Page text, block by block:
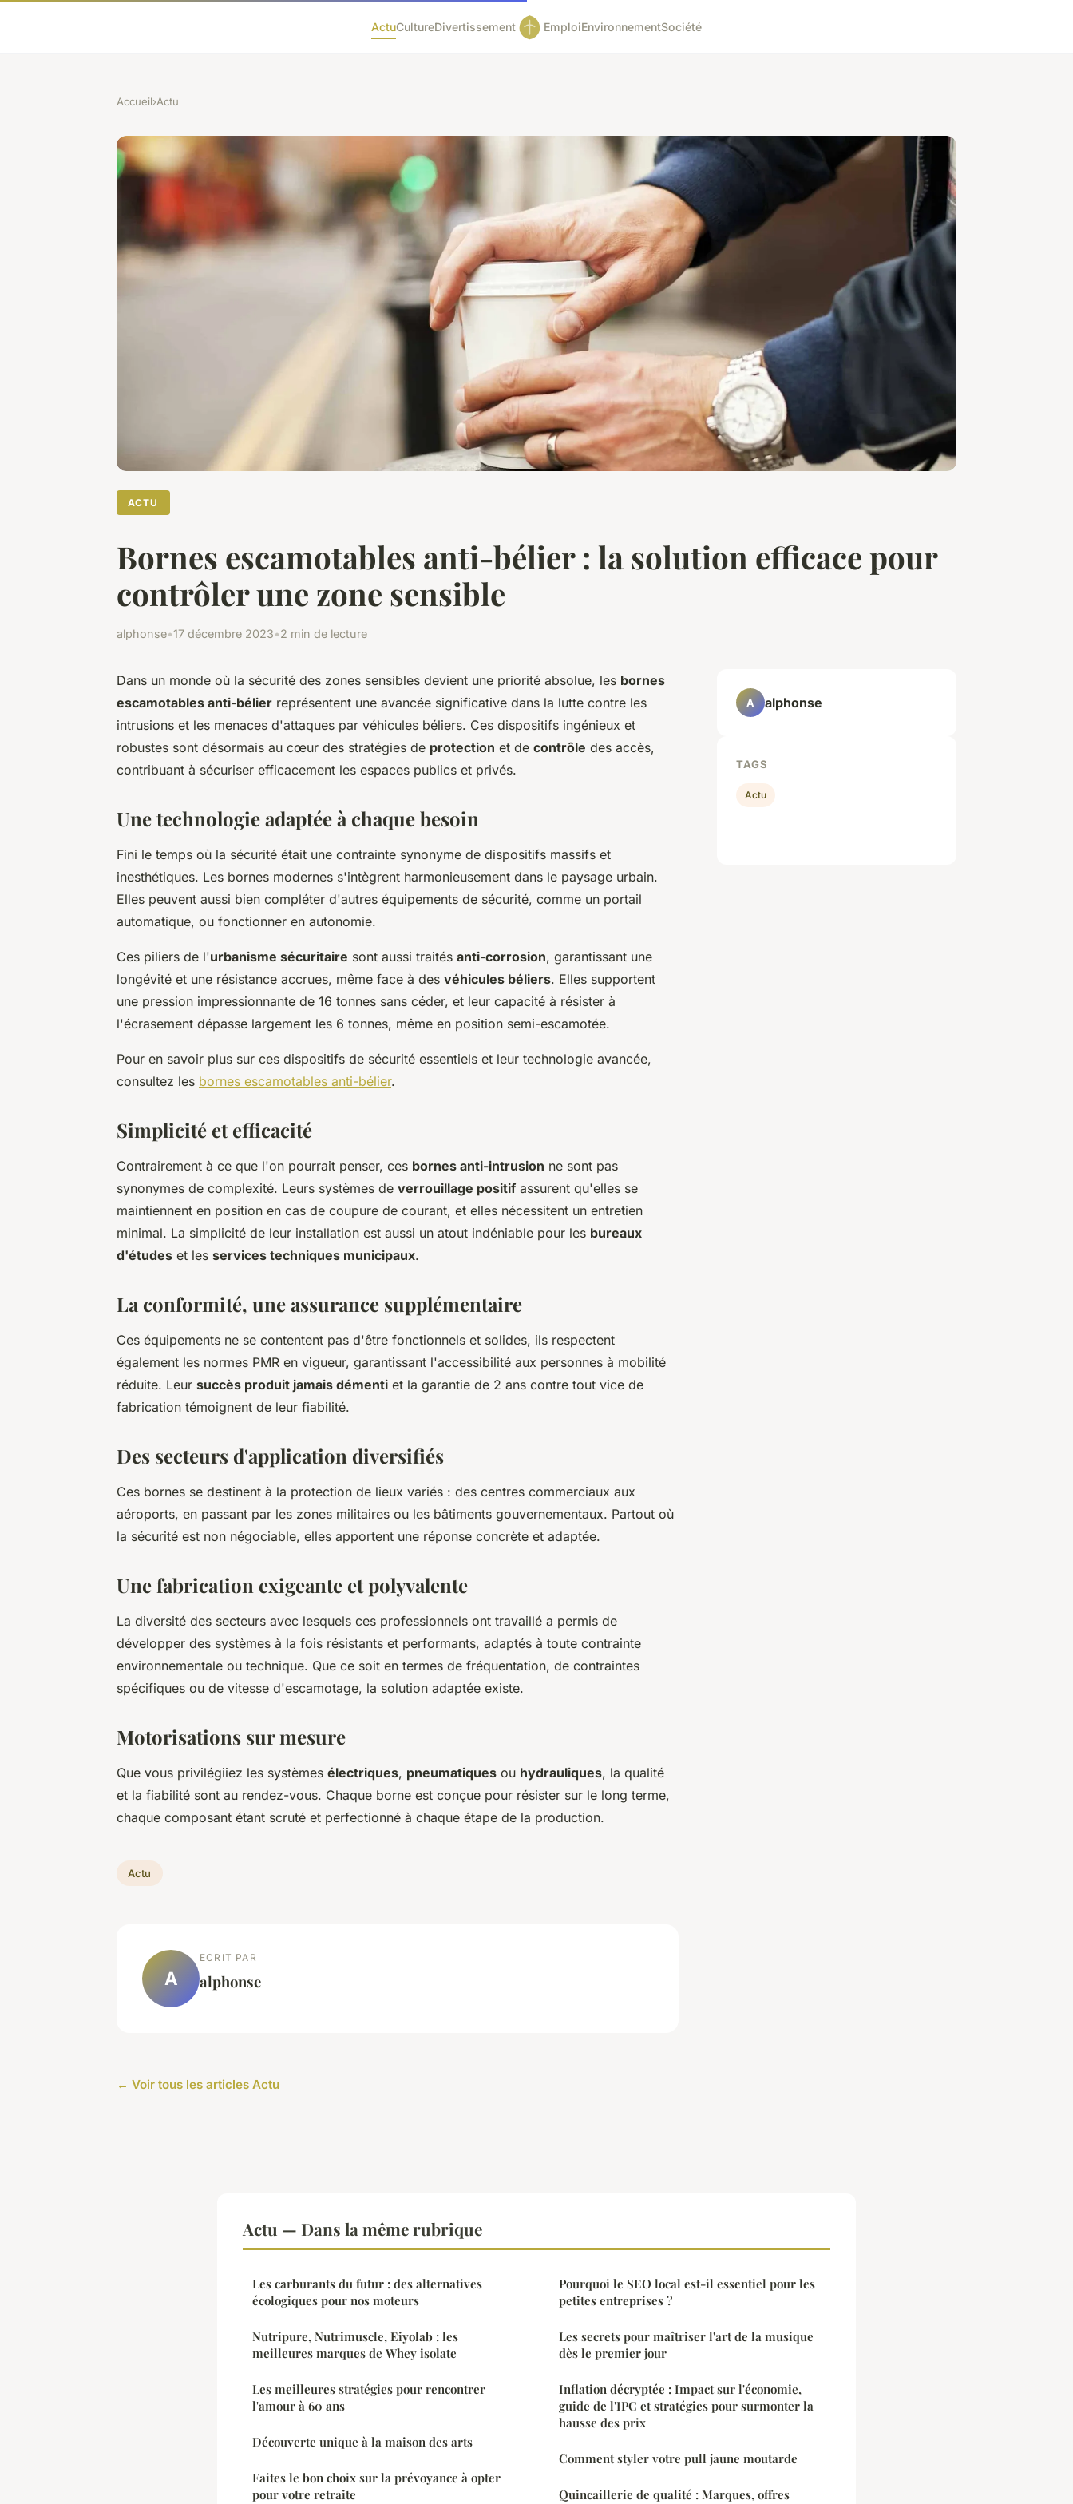
ActuCultureDivertissement EmploiEnvironnementSociété
Accueil›Actu
ACTU
Bornes escamotables anti-bélier : la solution efficace pour
contrôler une zone sensible
alphonse•17 décembre 2023•2 min de lecture
Dans un monde où la sécurité des zones sensibles devient une priorité absolue, les bornes
escamotables anti-bélier représentent une avancée significative dans la lutte contre les
intrusions et les menaces d'attaques par véhicules béliers. Ces dispositifs ingénieux et
robustes sont désormais au cœur des stratégies de protection et de contrôle des accès,
contribuant à sécuriser efficacement les espaces publics et privés.
Une technologie adaptée à chaque besoin
Fini le temps où la sécurité était une contrainte synonyme de dispositifs massifs et
inesthétiques. Les bornes modernes s'intègrent harmonieusement dans le paysage urbain.
Elles peuvent aussi bien compléter d'autres équipements de sécurité, comme un portail
automatique, ou fonctionner en autonomie.
Ces piliers de l'urbanisme sécuritaire sont aussi traités anti-corrosion, garantissant une
longévité et une résistance accrues, même face à des véhicules béliers. Elles supportent
une pression impressionnante de 16 tonnes sans céder, et leur capacité à résister à
l'écrasement dépasse largement les 6 tonnes, même en position semi-escamotée.
Pour en savoir plus sur ces dispositifs de sécurité essentiels et leur technologie avancée,
consultez les bornes escamotables anti-bélier.
Simplicité et efficacité
Contrairement à ce que l'on pourrait penser, ces bornes anti-intrusion ne sont pas
synonymes de complexité. Leurs systèmes de verrouillage positif assurent qu'elles se
maintiennent en position en cas de coupure de courant, et elles nécessitent un entretien
minimal. La simplicité de leur installation est aussi un atout indéniable pour les bureaux
d'études et les services techniques municipaux.
La conformité, une assurance supplémentaire
Ces équipements ne se contentent pas d'être fonctionnels et solides, ils respectent
également les normes PMR en vigueur, garantissant l'accessibilité aux personnes à mobilité
réduite. Leur succès produit jamais démenti et la garantie de 2 ans contre tout vice de
fabrication témoignent de leur fiabilité.
Des secteurs d'application diversifiés
Ces bornes se destinent à la protection de lieux variés : des centres commerciaux aux
aéroports, en passant par les zones militaires ou les bâtiments gouvernementaux. Partout où
la sécurité est non négociable, elles apportent une réponse concrète et adaptée.
Une fabrication exigeante et polyvalente
La diversité des secteurs avec lesquels ces professionnels ont travaillé a permis de
développer des systèmes à la fois résistants et performants, adaptés à toute contrainte
environnementale ou technique. Que ce soit en termes de fréquentation, de contraintes
spécifiques ou de vitesse d'escamotage, la solution adaptée existe.
Motorisations sur mesure
Que vous privilégiiez les systèmes électriques, pneumatiques ou hydrauliques, la qualité
et la fiabilité sont au rendez-vous. Chaque borne est conçue pour résister sur le long terme,
chaque composant étant scruté et perfectionné à chaque étape de la production.
Actu
A
ECRIT PAR
alphonse
← Voir tous les articles Actu
A alphonse
TAGS
Actu
Actu — Dans la même rubrique
Les carburants du futur : des alternatives
écologiques pour nos moteurs
Nutripure, Nutrimuscle, Eiyolab : les
meilleures marques de Whey isolate
Les meilleures stratégies pour rencontrer
l'amour à 60 ans
Découverte unique à la maison des arts
Faites le bon choix sur la prévoyance à opter
pour votre retraite
Pourquoi le SEO local est-il essentiel pour les
petites entreprises ?
Les secrets pour maîtriser l'art de la musique
dès le premier jour
Inflation décryptée : Impact sur l'économie,
guide de l'IPC et stratégies pour surmonter la
hausse des prix
Comment styler votre pull jaune moutarde
Quincaillerie de qualité : Marques, offres